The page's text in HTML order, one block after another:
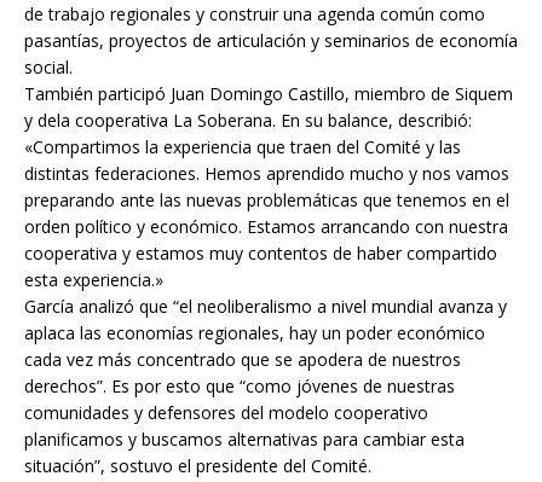
de trabajo regionales y construir una agenda común como
pasantías, proyectos de articulación y seminarios de economía
social.
También participó Juan Domingo Castillo, miembro de Siquem
y dela cooperativa La Soberana. En su balance, describió:
«Compartimos la experiencia que traen del Comité y las
distintas federaciones. Hemos aprendido mucho y nos vamos
preparando ante las nuevas problemáticas que tenemos en el
orden político y económico. Estamos arrancando con nuestra
cooperativa y estamos muy contentos de haber compartido
esta experiencia.»
García analizó que “el neoliberalismo a nivel mundial avanza y
aplaca las economías regionales, hay un poder económico
cada vez más concentrado que se apodera de nuestros
derechos”. Es por esto que “como jóvenes de nuestras
comunidades y defensores del modelo cooperativo
planificamos y buscamos alternativas para cambiar esta
situación”, sostuvo el presidente del Comité.